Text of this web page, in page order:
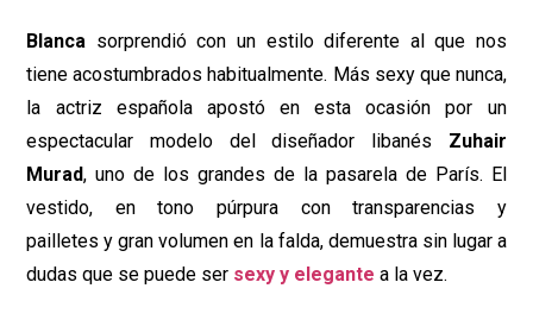
Blanca sorprendió con un estilo diferente al que nos
tiene acostumbrados habitualmente. Más sexy que nunca,
la actriz española apostó en esta ocasión por un
espectacular modelo del diseñador libanés Zuhair
Murad, uno de los grandes de la pasarela de París. El
vestido, en tono púrpura con transparencias y
pailletes y gran volumen en la falda, demuestra sin lugar a
dudas que se puede ser sexy y elegante a la vez.